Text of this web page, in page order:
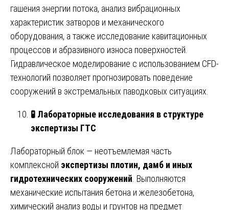
гашения энергии потока, анализ вибрационных
характеристик затворов и механического
оборудования, а также исследование кавитационных
процессов и абразивного износа поверхностей.
Гидравлическое моделирование с использованием CFD-
технологий позволяет прогнозировать поведение
сооружений в экстремальных паводковых ситуациях.
🧪 Лабораторные исследования в структуре
экспертизы ГТС
Лабораторный блок — неотъемлемая часть
комплексной экспертизы плотин, дамб и иных
гидротехнических сооружений . Выполняются
механические испытания бетона и железобетона,
химический анализ воды и грунтов на предмет